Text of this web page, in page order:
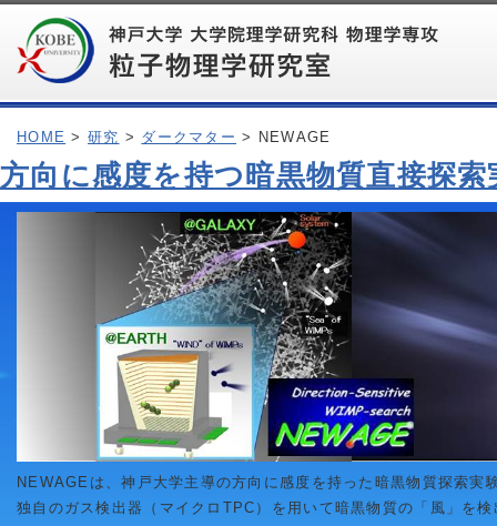
HOME > 研究 > ダークマター > NEWAGE
方向に感度を持つ暗黒物質直接探
NEWAGEは、神戸大学主導の方向に感度を持った暗黒物質探索実
独自のガス検出器（マイクロTPC）を用いて暗黒物質の「風」を